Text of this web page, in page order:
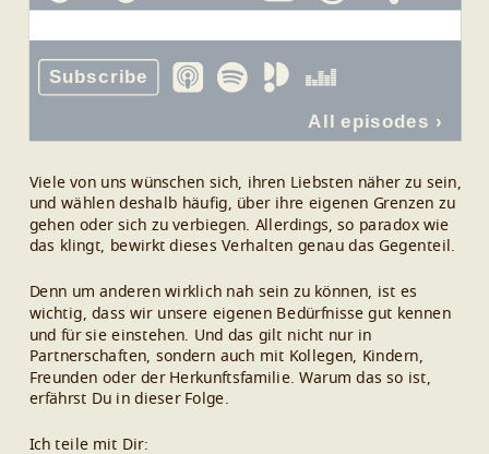
Viele von uns wünschen sich, ihren Liebsten näher zu sein,
und wählen deshalb häufig, über ihre eigenen Grenzen zu
gehen oder sich zu verbiegen. Allerdings, so paradox wie
das klingt, bewirkt dieses Verhalten genau das Gegenteil.
Denn um anderen wirklich nah sein zu können, ist es
wichtig, dass wir unsere eigenen Bedürfnisse gut kennen
und für sie einstehen. Und das gilt nicht nur in
Partnerschaften, sondern auch mit Kollegen, Kindern,
Freunden oder der Herkunftsfamilie. Warum das so ist,
erfährst Du in dieser Folge.
Ich teile mit Dir: